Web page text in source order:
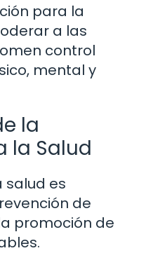
para la
a las
control
mental y
la
la Salud
salud es
de
promoción de